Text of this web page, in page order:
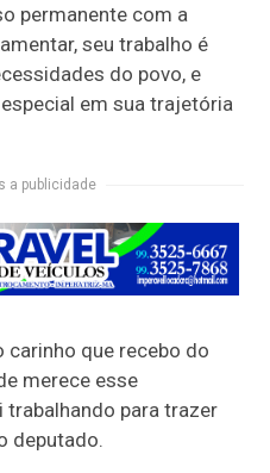
permanente com a
seu trabalho é
do povo, e
em sua trajetória
a publicidade
carinho que recebo do
merece esse
trabalhando para trazer
deputado.